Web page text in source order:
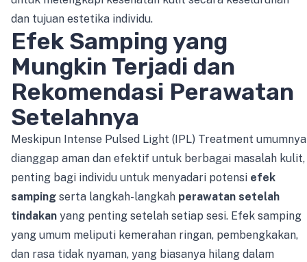
dan tujuan estetika individu.
Efek Samping yang
Mungkin Terjadi dan
Rekomendasi Perawatan
Setelahnya
Meskipun Intense Pulsed Light (IPL) Treatment umumnya
dianggap aman dan efektif untuk berbagai masalah kulit,
penting bagi individu untuk menyadari potensi efek
samping serta langkah-langkah perawatan setelah
tindakan yang penting setelah setiap sesi. Efek samping
yang umum meliputi kemerahan ringan, pembengkakan,
dan rasa tidak nyaman, yang biasanya hilang dalam